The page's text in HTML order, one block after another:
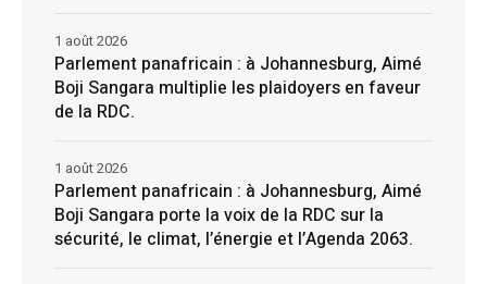
Parlement panafricain : à Johannesburg, Aimé
Boji Sangara multiplie les plaidoyers en faveur
de la RDC.
1 août 2026
Parlement panafricain : à Johannesburg, Aimé
Boji Sangara porte la voix de la RDC sur la
sécurité, le climat, l’énergie et l’Agenda 2063.
1 août 2026